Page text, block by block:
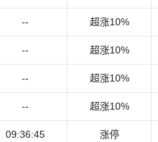
-- 超涨10%
-- 超涨10%
-- 超涨10%
-- 超涨10%
09:36:45 涨停